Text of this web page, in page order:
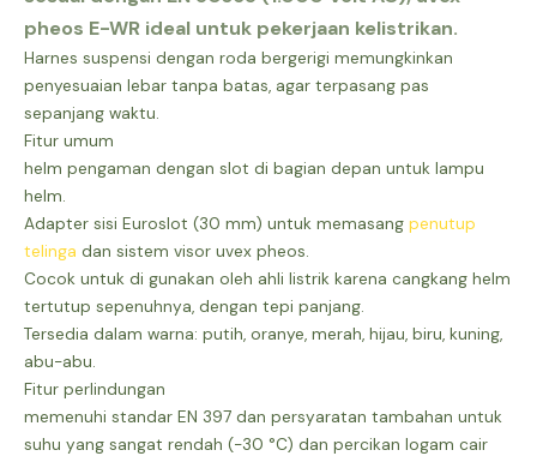
pheos E-WR ideal untuk pekerjaan kelistrikan.
Harnes suspensi dengan roda bergerigi memungkinkan
penyesuaian lebar tanpa batas, agar terpasang pas
sepanjang waktu.
Fitur umum
helm pengaman dengan slot di bagian depan untuk lampu
helm.
Adapter sisi Euroslot (30 mm) untuk memasang penutup
telinga dan sistem visor uvex pheos.
Cocok untuk di gunakan oleh ahli listrik karena cangkang helm
tertutup sepenuhnya, dengan tepi panjang.
Tersedia dalam warna: putih, oranye, merah, hijau, biru, kuning,
abu-abu.
Fitur perlindungan
memenuhi standar EN 397 dan persyaratan tambahan untuk
suhu yang sangat rendah (-30 °C) dan percikan logam cair